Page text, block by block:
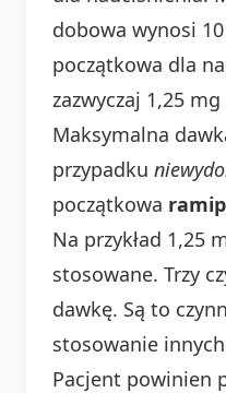
dobowa wynosi
początkowa dla
zazwyczaj 1,25
Maksymalna
przypadku
początkowa
Na przykład 1,25
stosowane. Trzy
dawkę. Są to
stosowanie
Pacjent powinien